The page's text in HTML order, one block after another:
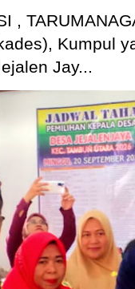
,
Kumpul
Jay...